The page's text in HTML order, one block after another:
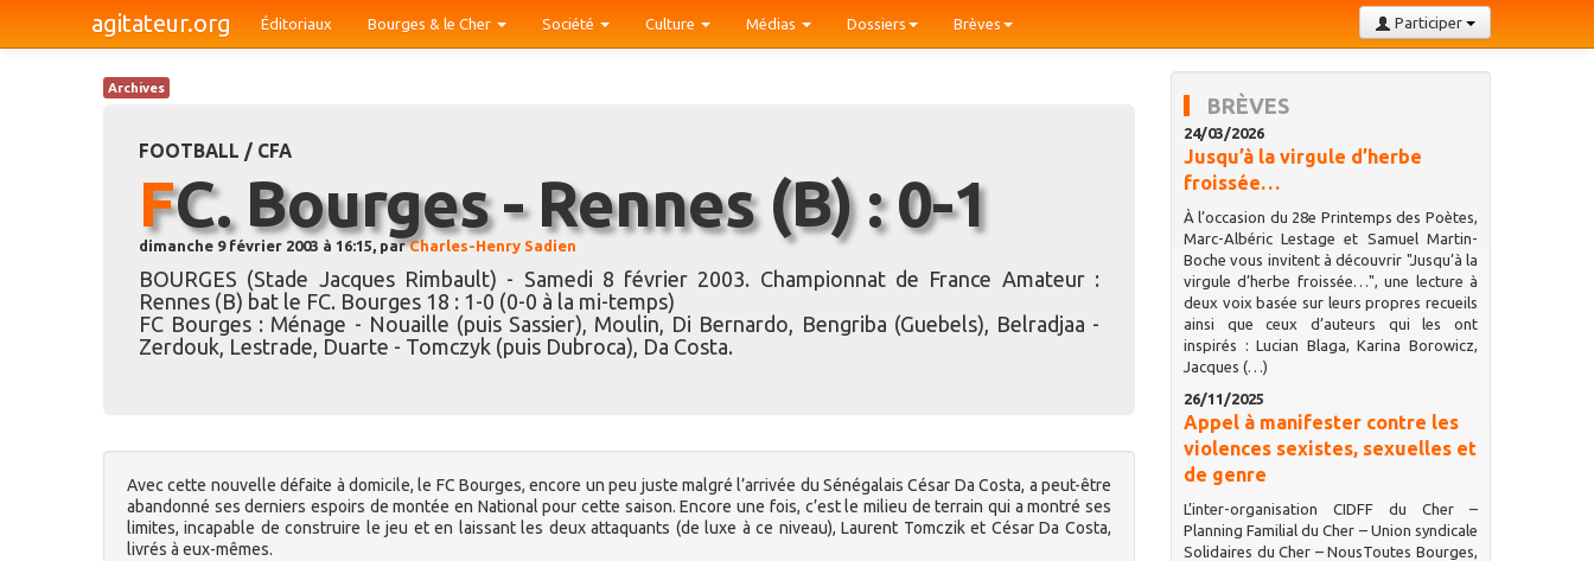
agitateur.org Participer
Éditoriaux Bourges & le Cher Société Culture Médias Dossiers Brèves
Archives
FOOTBALL / CFA
FC. Bourges - Rennes (B) : 0-1
dimanche 9 février 2003 à 16:15, parCharles-Henry Sadien
BOURGES (Stade Jacques Rimbault) - Samedi 8 février 2003. Championnat de France Amateur :
Rennes (B) bat le FC. Bourges 18 : 1-0 (0-0 à la mi-temps)
FC Bourges : Ménage - Nouaille (puis Sassier), Moulin, Di Bernardo, Bengriba (Guebels), Belradjaa -
Zerdouk, Lestrade, Duarte - Tomczyk (puis Dubroca), Da Costa.
Avec cette nouvelle défaite à domicile, le FC Bourges, encore un peu juste malgré l’arrivée du Sénégalais César Da Costa, a peut-être
abandonné ses derniers espoirs de montée en National pour cette saison. Encore une fois, c’est le milieu de terrain qui a montré ses
limites, incapable de construire le jeu et en laissant les deux attaquants (de luxe à ce niveau), Laurent Tomczik et César Da Costa,
livrés à eux-mêmes.
BRÈVES
24/03/2026
Jusqu’à la virgule d’herbe
froissée…
À l’occasion du 28e Printemps des Poètes,
Marc-Albéric Lestage et Samuel Martin-
Boche vous invitent à découvrir "Jusqu’à la
virgule d’herbe froissée…", une lecture à
deux voix basée sur leurs propres recueils
ainsi que ceux d’auteurs qui les ont
inspirés : Lucian Blaga, Karina Borowicz,
Jacques (…)
26/11/2025
Appel à manifester contre les
violences sexistes, sexuelles et
de genre
L’inter-organisation CIDFF du Cher –
Planning Familial du Cher – Union syndicale
Solidaires du Cher – NousToutes Bourges,